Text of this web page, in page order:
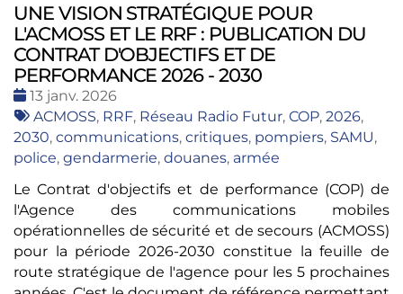
UNE VISION STRATÉGIQUE POUR
L'ACMOSS ET LE RRF : PUBLICATION DU
CONTRAT D'OBJECTIFS ET DE
PERFORMANCE 2026 - 2030
Date
:
13 janv. 2026
Tags
:
ACMOSS, RRF, Réseau Radio Futur, COP, 2026,
2030, communications, critiques, pompiers, SAMU,
police, gendarmerie, douanes, armée
Le Contrat d'objectifs et de performance (COP) de
l'Agence des communications mobiles
opérationnelles de sécurité et de secours (ACMOSS)
pour la période 2026-2030 constitue la feuille de
route stratégique de l'agence pour les 5 prochaines